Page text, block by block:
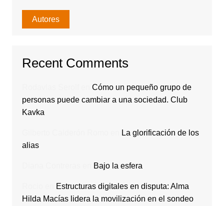
Autores
Recent Comments
Cómo un pequeño grupo de
personas puede cambiar a una sociedad. Club
Kavka
La glorificación de los
alias
Bajo la esfera
Estructuras digitales en disputa: Alma
Hilda Macías lidera la movilización en el sondeo